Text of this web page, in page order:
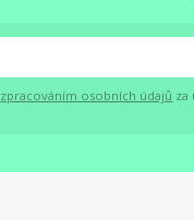
zpracováním osobních údajů za